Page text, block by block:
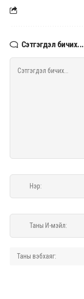
Сэтгэгдэл бичих...